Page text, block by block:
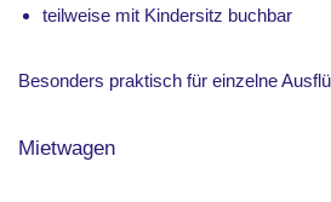
teilweise mit Kindersitz buchbar
Besonders praktisch für einzelne
Mietwagen